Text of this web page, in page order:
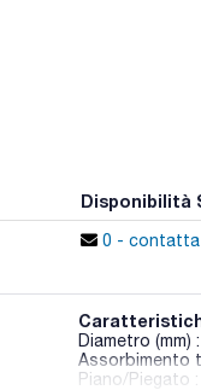
Disponibilità
0 - contatta
Diametro (mm)
Assorbimento
Piano/Piegato